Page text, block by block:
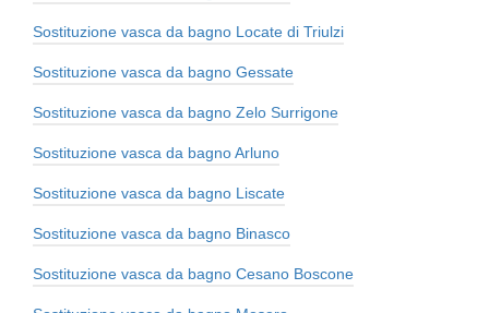
Sostituzione vasca da bagno Locate di Triulzi
Sostituzione vasca da bagno Gessate
Sostituzione vasca da bagno Zelo Surrigone
Sostituzione vasca da bagno Arluno
Sostituzione vasca da bagno Liscate
Sostituzione vasca da bagno Binasco
Sostituzione vasca da bagno Cesano Boscone